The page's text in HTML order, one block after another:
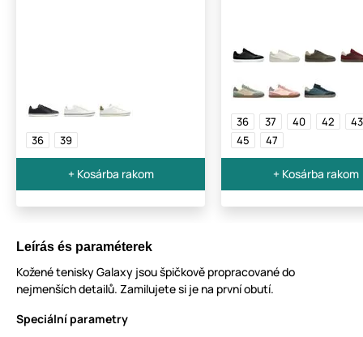
36 39
+ Kosárba rakom
36 37 40 42
43
45
47
+ Kosárba rakom
Leírás és paraméterek
Kožené tenisky Galaxy jsou špičkově propracované do
nejmenších detailů. Zamilujete si je na první obutí.
Speciální parametry